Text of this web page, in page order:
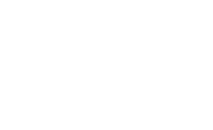
link